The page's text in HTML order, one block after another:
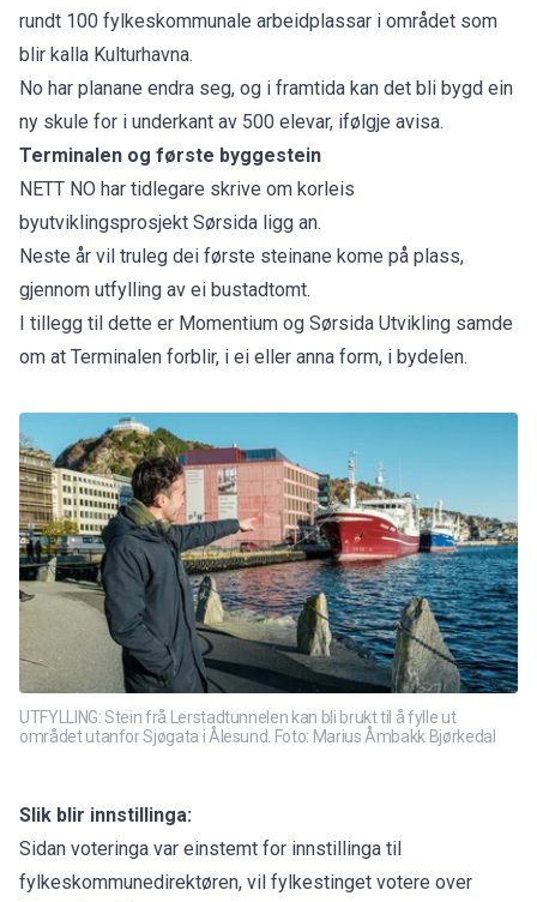
rundt 100 fylkeskommunale arbeidplassar i området som
blir kalla Kulturhavna.
No har planane endra seg, og i framtida kan det bli bygd ein
ny skule for i underkant av 500 elevar, ifølgje avisa.
Terminalen og første byggestein
NETT NO har tidlegare skrive om korleis
byutviklingsprosjekt Sørsida ligg an.
Neste år vil truleg dei første steinane kome på plass,
gjennom utfylling av ei bustadtomt.
I tillegg til dette er Momentium og Sørsida Utvikling samde
om at Terminalen forblir, i ei eller anna form, i bydelen.
UTFYLLING: Stein frå Lerstadtunnelen kan bli brukt til å fylle ut
området utanfor Sjøgata i Ålesund. Foto: Marius Åmbakk Bjørkedal
Slik blir innstillinga:
Sidan voteringa var einstemt for innstillinga til
fylkeskommunedirektøren, vil fylkestinget votere over